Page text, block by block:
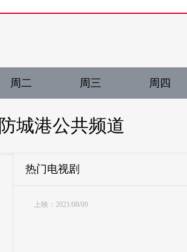
周二 周三 周四
防城港公共频道
热门电视剧
上映：2021/08/09